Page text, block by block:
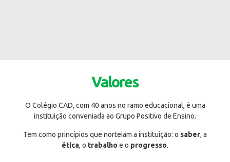
Valores
O Colégio CAD, com 40 anos no ramo educacional, é uma
instituição conveniada ao Grupo Positivo de Ensino.
Tem como princípios que norteiam a instituição: o saber, a
ética, o trabalho e o progresso.